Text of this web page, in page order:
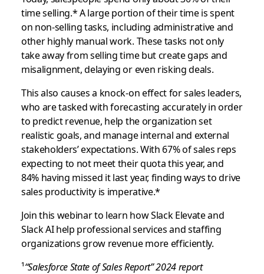
time selling.* A large portion of their time is spent
on non-selling tasks, including administrative and
other highly manual work. These tasks not only
take away from selling time but create gaps and
misalignment, delaying or even risking deals.
This also causes a knock-on effect for sales leaders,
who are tasked with forecasting accurately in order
to predict revenue, help the organization set
realistic goals, and manage internal and external
stakeholders’ expectations. With 67% of sales reps
expecting to not meet their quota this year, and
84% having missed it last year, finding ways to drive
sales productivity is imperative.*
Join this webinar to learn how Slack Elevate and
Slack AI help professional services and staffing
organizations grow revenue more efficiently.
¹“Salesforce State of Sales Report” 2024 report